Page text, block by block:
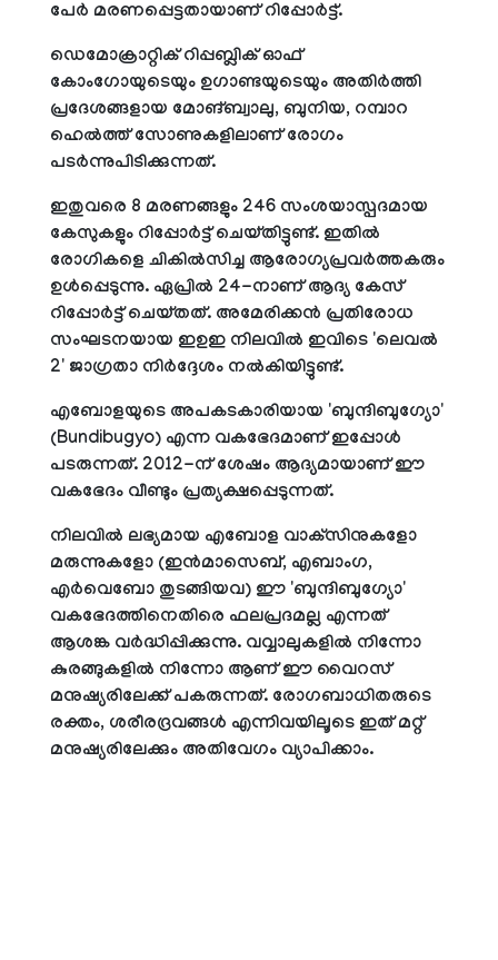
പേര്‍ മരണപ്പെട്ടതായാണ് റിപ്പോര്‍ട്ട്.
ഡെമോക്രാറ്റിക് റിപ്പബ്ലിക് ഓഫ്
കോംഗോയുടെയും ഉഗാണ്ടയുടെയും അതിര്‍ത്തി
പ്രദേശങ്ങളായ മോങ്ബ്വാലു, ബുനിയ, റമ്പാറ
ഹെല്‍ത്ത് സോണുകളിലാണ് രോഗം
പടര്‍ന്നുപിടിക്കുന്നത്.
ഇതുവരെ 8 മരണങ്ങളും 246 സംശയാസ്പദമായ
കേസുകളും റിപ്പോര്‍ട്ട് ചെയ്തിട്ടുണ്ട്. ഇതില്‍
രോഗികളെ ചികില്‍സിച്ച ആരോഗ്യപ്രവര്‍ത്തകരും
ഉള്‍പ്പെടുന്നു. ഏപ്രില്‍ 24-നാണ് ആദ്യ കേസ്
റിപ്പോര്‍ട്ട് ചെയ്തത്. അമേരിക്കന്‍ പ്രതിരോധ
സംഘടനയായ ഇഉഇ നിലവില്‍ ഇവിടെ 'ലെവല്‍
2' ജാഗ്രതാ നിര്‍ദ്ദേശം നല്‍കിയിട്ടുണ്ട്.
എബോളയുടെ അപകടകാരിയായ 'ബുന്ദിബുഗ്യോ'
(Bundibugyo) എന്ന വകഭേദമാണ് ഇപ്പോള്‍
പടരുന്നത്. 2012-ന് ശേഷം ആദ്യമായാണ് ഈ
വകഭേദം വീണ്ടും പ്രത്യക്ഷപ്പെടുന്നത്.
നിലവില്‍ ലഭ്യമായ എബോള വാക്‌സിനുകളോ
മരുന്നുകളോ (ഇന്‍മാസെബ്, എബാംഗ,
എര്‍വെബോ തുടങ്ങിയവ) ഈ 'ബുന്ദിബുഗ്യോ'
വകഭേദത്തിനെതിരെ ഫലപ്രദമല്ല എന്നത്
ആശങ്ക വര്‍ദ്ധിപ്പിക്കുന്നു. വവ്വാലുകളില്‍ നിന്നോ
കുരങ്ങുകളില്‍ നിന്നോ ആണ് ഈ വൈറസ്
മനുഷ്യരിലേക്ക് പകരുന്നത്. രോഗബാധിതരുടെ
രക്തം, ശരീരദ്രവങ്ങള്‍ എന്നിവയിലൂടെ ഇത് മറ്റ്
മനുഷ്യരിലേക്കും അതിവേഗം വ്യാപിക്കാം.